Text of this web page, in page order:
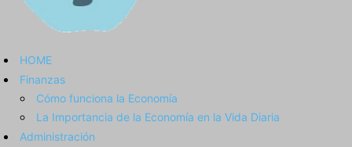
HOME
Finanzas
Cómo funciona la Economía
La Importancia de la Economía en la Vida Diaria
Administración